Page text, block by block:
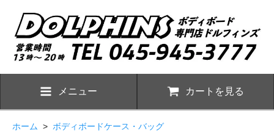
メニュー カートを見る
ホーム > ボディボードケース・バッグ